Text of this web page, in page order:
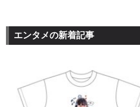
エンタメの新着記事